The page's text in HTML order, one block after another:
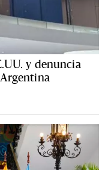
y denuncia